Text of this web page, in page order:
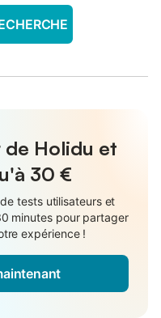
de Holidu et
30 €
tests utilisateurs et
minutes pour partager
expérience !